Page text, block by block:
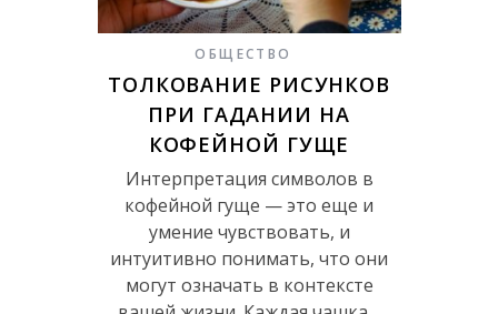
ОБЩЕСТВО
ТОЛКОВАНИЕ РИСУНКОВ
ПРИ ГАДАНИИ НА
КОФЕЙНОЙ ГУЩЕ
Интерпретация символов в
кофейной гуще — это еще и
умение чувствовать, и
интуитивно понимать, что они
могут означать в контексте